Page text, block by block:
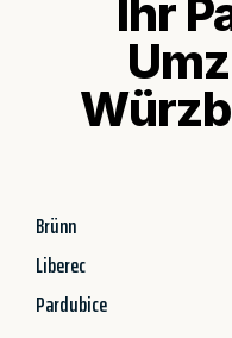
Ihr
Brünn
Liberec
Pardubice